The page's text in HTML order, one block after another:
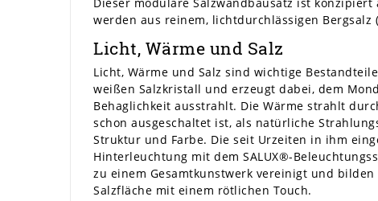
werden aus reinem, lichtdurchlässigen
Licht, Wärme und Salz
Licht, Wärme und Salz sind wichtige
weißen Salzkristall und erzeugt dabei, dem
Behaglichkeit ausstrahlt. Die Wärme strahlt
schon ausgeschaltet ist, als natürliche
Struktur und Farbe. Die seit Urzeiten in ihm
Hinterleuchtung mit dem SALUX®-
zu einem Gesamtkunstwerk vereinigt und
Salzfläche mit einem rötlichen Touch.